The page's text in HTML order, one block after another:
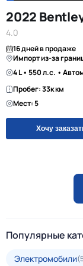
2022
4.0
16 дней в продаже
Импорт из-за
4 L • 550 л.с. •
Пробег: 33к км
Мест: 5
Хочу
Популярные
Электромобили